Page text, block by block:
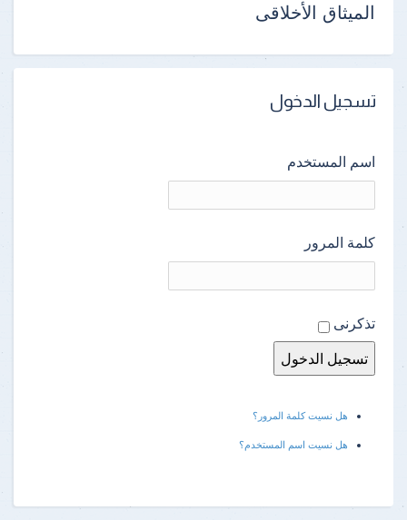
الميثاق الأخلاقى
تسجيل الدخول
اسم المستخدم
كلمة المرور
تذكرنى
هل نسيت كلمة المرور؟
هل نسيت اسم المستخدم؟